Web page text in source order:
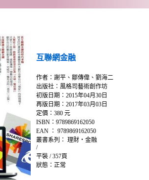
互聯網金融
作者：謝平、鄒傳偉、劉海二
出版社：風格司藝術創作坊
初版日期：2015年04月30日
再版日期：2017年03月03日
定價：380 元
ISBN：9789869162050
EAN ： 9789869162050
叢書系列： 理財‧金融
/
平裝 / 357頁
狀態：正常